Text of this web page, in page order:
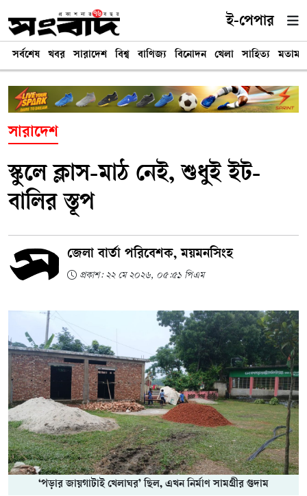
ই-পেপার
সর্বশেষ খবর সারাদেশ বিশ্ব বাণিজ্য বিনোদন খেলা সাহিত্য মতামত
সারাদেশ
স্কুলে ক্লাস-মাঠ নেই, শুধুই ইট-
বালির স্তূপ
জেলা বার্তা পরিবেশক, ময়মনসিংহ
প্রকাশ: ২২ মে ২০২৬, ০৫:৫১ পিএম
‘পড়ার জায়গাটাই খেলাঘর’ ছিল, এখন নির্মাণ সামগ্রীর গুদাম